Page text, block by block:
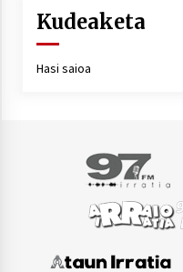
Kudeaketa
Hasi saioa